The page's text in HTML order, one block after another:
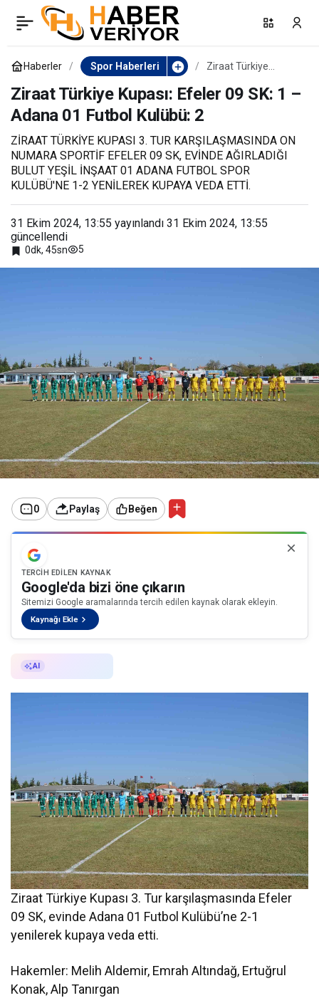
Haberler Spor Haberleri
Ziraat Türkiye
1 – Adana 01 Futbol
Kulübü: 2
Ziraat Türkiye Kupası: Efeler 09 SK: 1 –
Adana 01 Futbol Kulübü: 2
ZİRAAT TÜRKİYE KUPASI 3. TUR KARŞILAŞMASINDA ON
NUMARA SPORTİF EFELER 09 SK, EVİNDE AĞIRLADIĞI
BULUT YEŞİL İNŞAAT 01 ADANA FUTBOL SPOR
KULÜBÜ'NE 1-2 YENİLEREK KUPAYA VEDA ETTİ.
31 Ekim 2024, 13:55 yayınlandı 31 Ekim 2024, 13:55
güncellendi
0dk, 45sn 5
0 Paylaş Beğen
TERCIH EDILEN KAYNAK
Google'da bizi öne çıkarın
Sitemizi Google aramalarında tercih edilen kaynak olarak ekleyin.
Kaynağı Ekle
AI
Ziraat Türkiye Kupası 3. Tur karşılaşmasında Efeler
09 SK, evinde Adana 01 Futbol Kulübü’ne 2-1
yenilerek kupaya veda etti.
Hakemler: Melih Aldemir, Emrah Altındağ, Ertuğrul
Konak, Alp Tanırgan
Kuşadası’nda
antrenörlere sporcu
beslenmesindeki
yenilikler anlatıldı
Paylaş